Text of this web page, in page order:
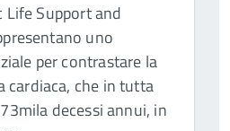
Life Support and
uno
per contrastare la
cardiaca, che in tutta
decessi annui, in